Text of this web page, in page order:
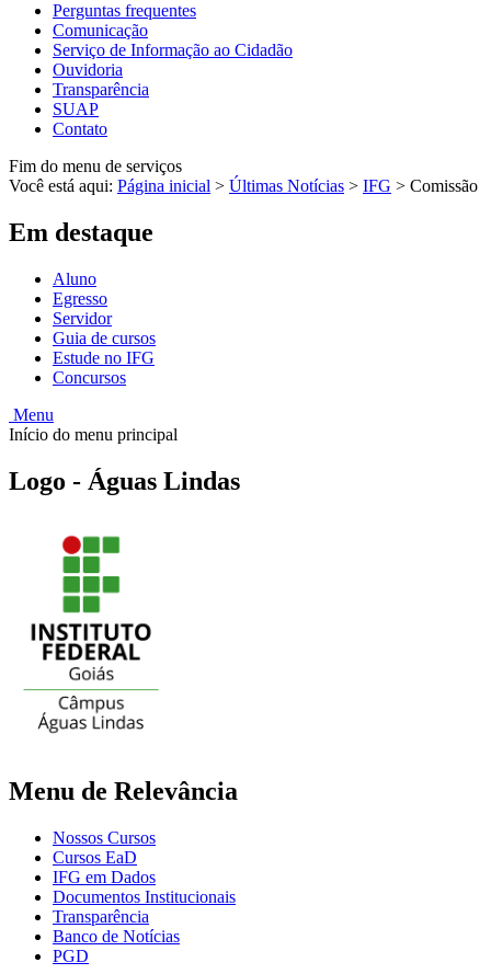
Perguntas frequentes
Comunicação
Serviço de Informação ao Cidadão
Ouvidoria
Transparência
SUAP
Contato
Fim do menu de serviços
Você está aqui: Página inicial > Últimas Notícias > IFG > Comissão
Em destaque
Aluno
Egresso
Servidor
Guia de cursos
Estude no IFG
Concursos
Menu
Início do menu principal
Logo - Águas Lindas
Menu de Relevância
Nossos Cursos
Cursos EaD
IFG em Dados
Documentos Institucionais
Transparência
Banco de Notícias
PGD